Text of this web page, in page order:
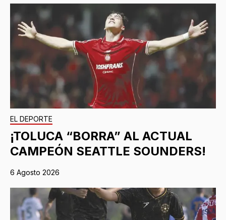
EL DEPORTE
¡TOLUCA “BORRA” AL ACTUAL
CAMPEÓN SEATTLE SOUNDERS!
6 Agosto 2026